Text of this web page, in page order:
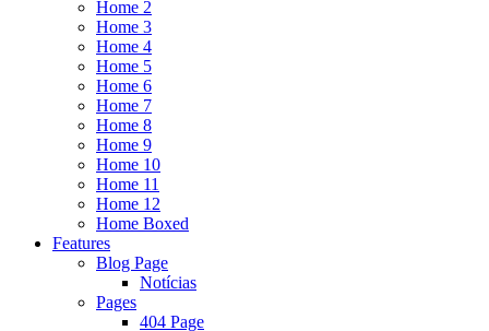
Home 2
Home 3
Home 4
Home 5
Home 6
Home 7
Home 8
Home 9
Home 10
Home 11
Home 12
Home Boxed
Features
Blog Page
Notícias
Pages
404 Page